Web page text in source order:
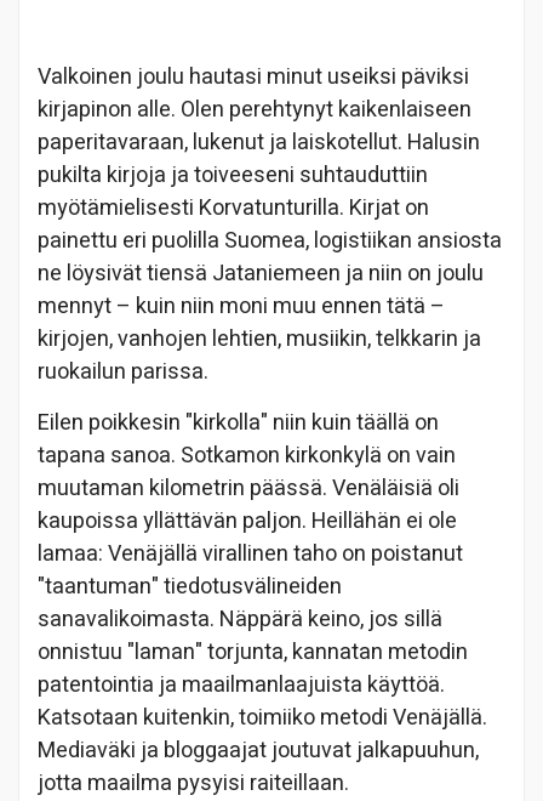
Valkoinen joulu hautasi minut useiksi päviksi
kirjapinon alle. Olen perehtynyt kaikenlaiseen
paperitavaraan, lukenut ja laiskotellut. Halusin
pukilta kirjoja ja toiveeseni suhtauduttiin
myötämielisesti Korvatunturilla. Kirjat on
painettu eri puolilla Suomea, logistiikan ansiosta
ne löysivät tiensä Jataniemeen ja niin on joulu
mennyt – kuin niin moni muu ennen tätä –
kirjojen, vanhojen lehtien, musiikin, telkkarin ja
ruokailun parissa.
Eilen poikkesin "kirkolla" niin kuin täällä on
tapana sanoa. Sotkamon kirkonkylä on vain
muutaman kilometrin päässä. Venäläisiä oli
kaupoissa yllättävän paljon. Heillähän ei ole
lamaa: Venäjällä virallinen taho on poistanut
"taantuman" tiedotusvälineiden
sanavalikoimasta. Näppärä keino, jos sillä
onnistuu "laman" torjunta, kannatan metodin
patentointia ja maailmanlaajuista käyttöä.
Katsotaan kuitenkin, toimiiko metodi Venäjällä.
Mediaväki ja bloggaajat joutuvat jalkapuuhun,
jotta maailma pysyisi raiteillaan.